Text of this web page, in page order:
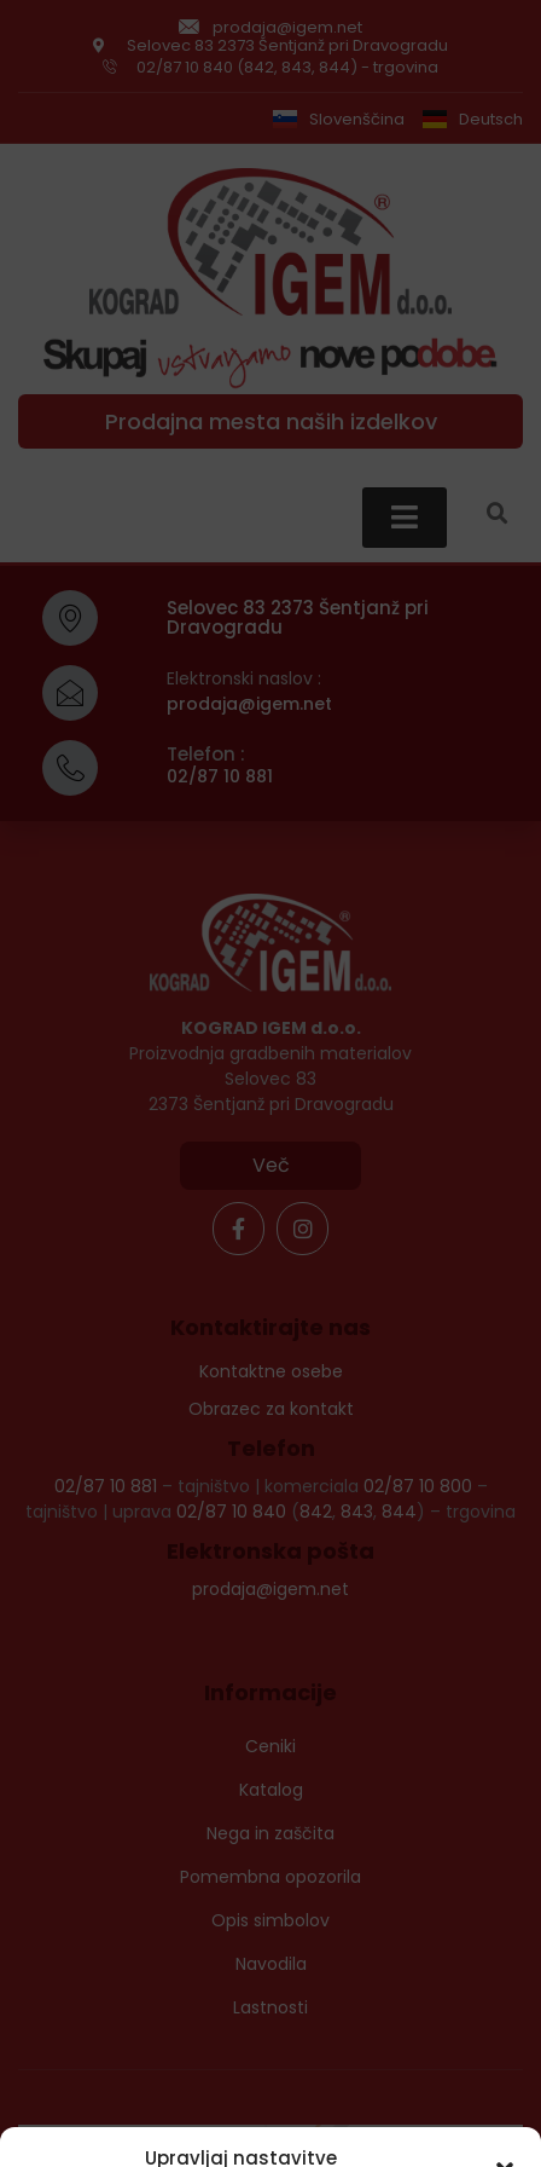
Upravljaj nastavitve
prodaja@igem.net
Selovec 83 2373 Šentjanž pri Dravogradu
02/87 10 840 (842, 843, 844) - trgovina
Slovenščina Deutsch
Prodajna mesta naših izdelkov
Selovec 83 2373 Šentjanž pri
Dravogradu
Elektronski naslov :
prodaja@igem.net
Telefon :
02/87 10 881
KOGRAD IGEM d.o.o.
Proizvodnja gradbenih materialov
Selovec 83
2373 Šentjanž pri Dravogradu
Več
Kontaktirajte nas
Kontaktne osebe
Obrazec za kontakt
Telefon
02/87 10 881 – tajništvo | komerciala 02/87 10 800 –
tajništvo | uprava 02/87 10 840 (842, 843, 844) – trgovina
Elektronska pošta
prodaja@igem.net
Informacije
Ceniki
Katalog
Nega in zaščita
Pomembna opozorila
Opis simbolov
Navodila
Lastnosti